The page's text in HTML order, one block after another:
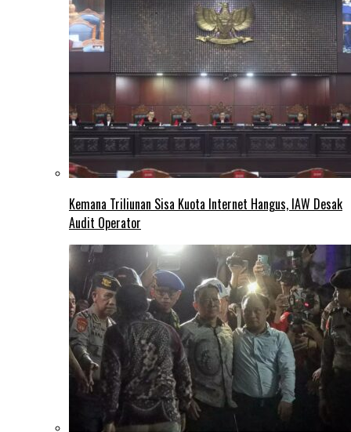
Kemana Triliunan Sisa Kuota Internet Hangus, IAW Desak
Audit Operator